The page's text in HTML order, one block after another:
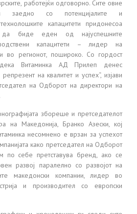
работејќи одговорно. Сите овие
заедно со потенцијалите и
капацитети придонесоа
да биде еден од најуспешните
капацитети – лидер на
во регионот, пошироко. Со гордост
Витаминка АД Прилеп денес
репрезент на квалитет и успех“, изјави
на Одборот на директори на
збореше и претседателот
на Македонија, Бранко Азески, кој
несомнено е врзан за успехот
како претседател на Одборот
по себе претставува бренд, ако се
развој паралелно со развојот на
македонски компании, лидер во
и производител со европски